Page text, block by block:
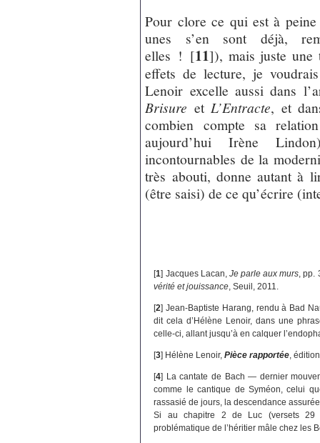
Pour clore ce qui est à
unes s’en sont déjà,
elles ! [11]), mais juste une
effets de lecture, je
Lenoir excelle aussi dans
Brisure et L’Entracte, et
combien compte sa
aujourd’hui Irène
incontournables de la
très abouti, donne autant à
(être saisi) de ce qu’écrire
[1] Jacques Lacan, Je parle aux murs ,
vérité et jouissance , Seuil, 2011.
[2]Jean-Baptiste Harang, rendu à Bad
dit cela d’Hélène Lenoir, dans une
celle-ci, allant jusqu’à en calquer
[3] Hélène Lenoir,Pièce rapportée ,
[4] La cantate de Bach — dernier
comme le cantique de Syméon, celui
rassasié de jours, la descendance
Si au chapitre 2 de Luc (versets 29
problématique de l’héritier mâle chez les